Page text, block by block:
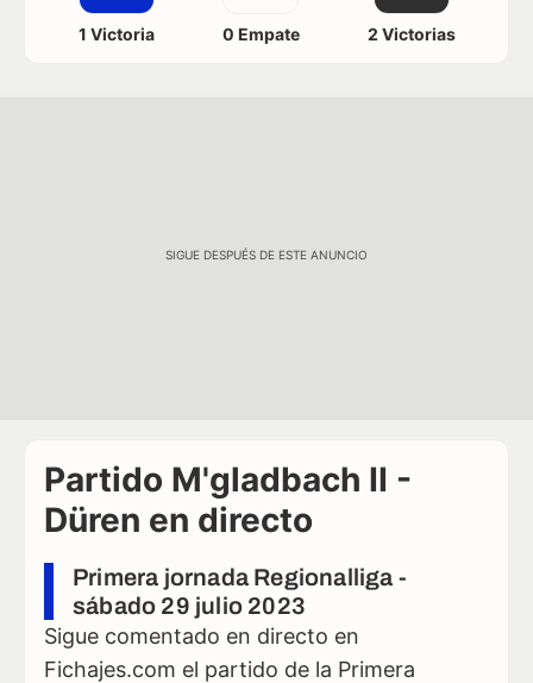
1 Victoria 0 Empate 2 Victorias
SIGUE DESPUÉS DE ESTE ANUNCIO
Partido M'gladbach II -
Düren en directo
Primera jornada Regionalliga -
sábado 29 julio 2023
Sigue comentado en directo en
Fichajes.com el partido de la Primera